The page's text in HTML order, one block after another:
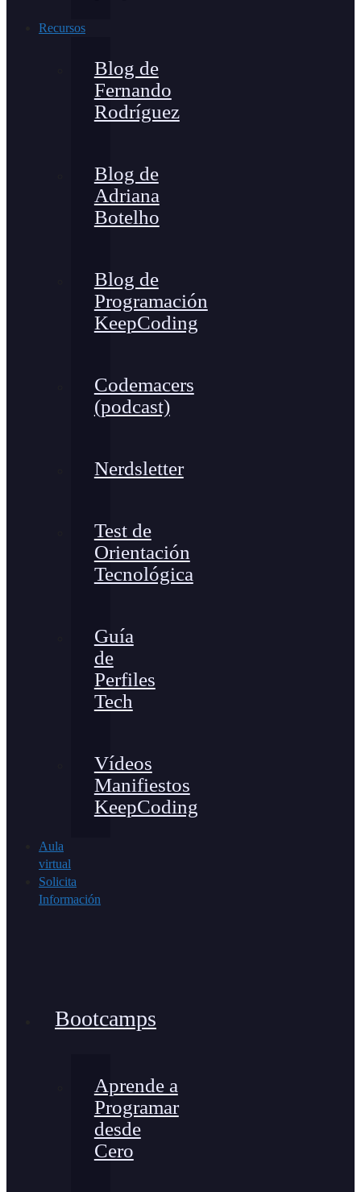
Recursos
Blog de
Fernando
Rodríguez
Blog de
Adriana
Botelho
Blog de
Programación
KeepCoding
Codemacers
(podcast)
Nerdsletter
Test de
Orientación
Tecnológica
Guía
de
Perfiles
Tech
Vídeos
Manifiestos
KeepCoding
Aula
virtual
Solicita
Información
Bootcamps
Aprende a
Programar
desde
Cero